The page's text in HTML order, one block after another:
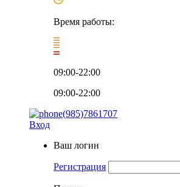
Время работы:
09:00-22:00
09:00-22:00
(985)7861707
Вход
Ваш логин
Регистрация